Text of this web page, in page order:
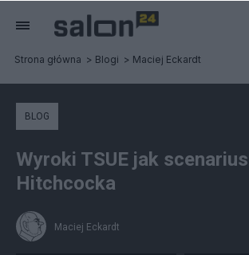
Strona główna Blogi Maciej Eckardt
BLOG
Wyroki TSUE jak
Hitchcocka
Maciej Eckardt